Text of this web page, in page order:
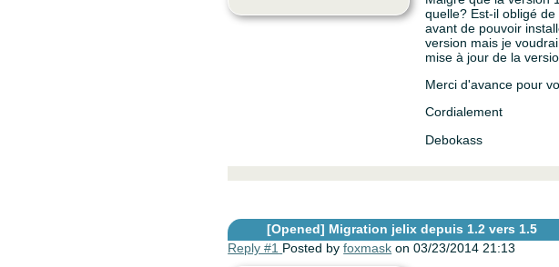
quelle? Est-il obligé
avant de pouvoir
version mais je
mise à jour de la
Merci d'avance pour
Cordialement
Debokass
[Opened] Migration jelix depuis 1.2 vers 1.5
Reply #1 Posted byfoxmask on 03/23/2014 21:13